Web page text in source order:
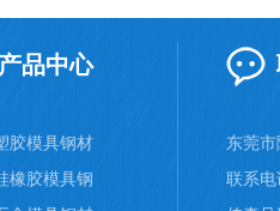
产品中心
胶模具钢材
橡胶模具钢
东莞市
联系电